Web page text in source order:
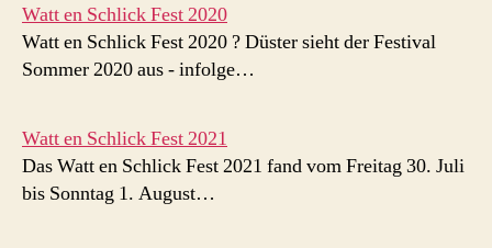
Watt en Schlick Fest 2020
Watt en Schlick Fest 2020 ? Düster sieht der Festival
Sommer 2020 aus - infolge…
Watt en Schlick Fest 2021
Das Watt en Schlick Fest 2021 fand vom Freitag 30. Juli
bis Sonntag 1. August…